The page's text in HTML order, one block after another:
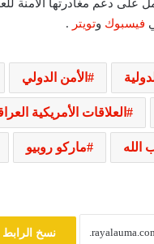
على دعم مغادرتها الآمنة
فيسبوك وتويتر .
الأمن الدولي
العلاقات الأمريكية
الله ماركو روبيو
نسخ الرابط